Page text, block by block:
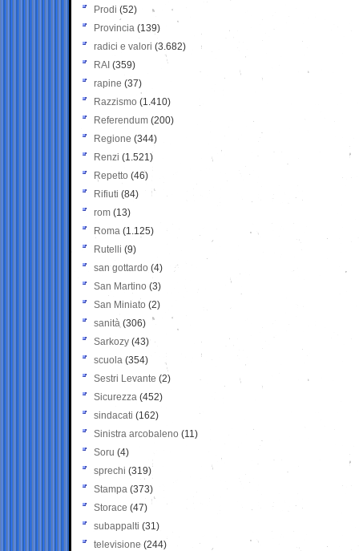
Prodi (52)
Provincia (139)
radici e valori (3.682)
RAI (359)
rapine (37)
Razzismo (1.410)
Referendum (200)
Regione (344)
Renzi (1.521)
Repetto (46)
Rifiuti (84)
rom (13)
Roma (1.125)
Rutelli (9)
san gottardo (4)
San Martino (3)
San Miniato (2)
sanità (306)
Sarkozy (43)
scuola (354)
Sestri Levante (2)
Sicurezza (452)
sindacati (162)
Sinistra arcobaleno (11)
Soru (4)
sprechi (319)
Stampa (373)
Storace (47)
subappalti (31)
televisione(244)